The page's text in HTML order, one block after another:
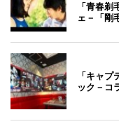
「青春
ェ－「剛
「キャ
ック－コ